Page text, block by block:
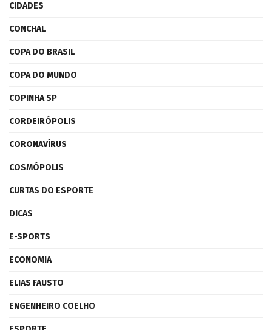
CIDADES
CONCHAL
COPA DO BRASIL
COPA DO MUNDO
COPINHA SP
CORDEIRÓPOLIS
CORONAVÍRUS
COSMÓPOLIS
CURTAS DO ESPORTE
DICAS
E-SPORTS
ECONOMIA
ELIAS FAUSTO
ENGENHEIRO COELHO